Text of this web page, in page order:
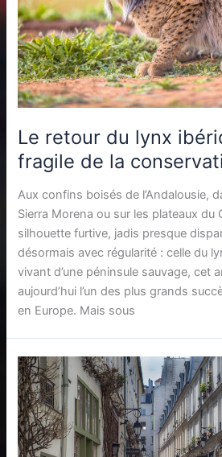
Le retour du lynx
fragile de la
Aux confins boisés de l’Andalousie,
Sierra Morena ou sur les plateaux du
silhouette furtive, jadis presque
désormais avec régularité : celle du
vivant d’une péninsule sauvage, cet
aujourd’hui l’un des plus grands
en Europe. Mais sous